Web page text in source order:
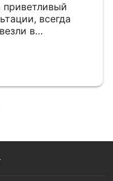
приветливый
всегда
в